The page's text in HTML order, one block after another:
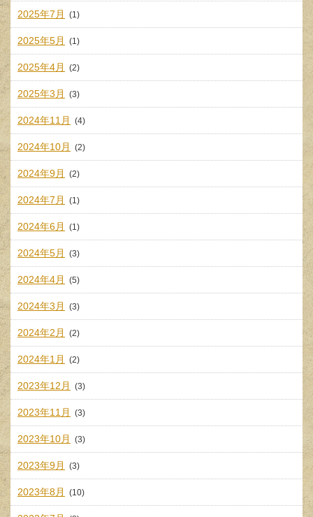
2025年7月 (1)
2025年5月 (1)
2025年4月 (2)
2025年3月 (3)
2024年11月 (4)
2024年10月 (2)
2024年9月 (2)
2024年7月 (1)
2024年6月 (1)
2024年5月 (3)
2024年4月 (5)
2024年3月 (3)
2024年2月 (2)
2024年1月 (2)
2023年12月 (3)
2023年11月 (3)
2023年10月 (3)
2023年9月 (3)
2023年8月 (10)